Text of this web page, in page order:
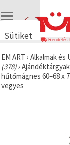
Sütiket
🍪 Cookie-
kat és
hasonló
technológiákat
Rendelés
EM ART › Alkalmak és
(378)›
hűtőmágnes 60–68 x
vegyes